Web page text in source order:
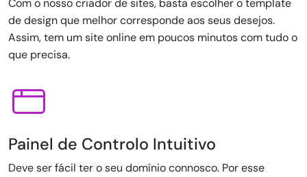
Com o nosso criador de sites, basta escolher o template
de design que melhor corresponde aos seus desejos.
Assim, tem um site online em poucos minutos com tudo o
que precisa.
Painel de Controlo Intuitivo
Deve ser fácil ter o seu domínio connosco. Por esse